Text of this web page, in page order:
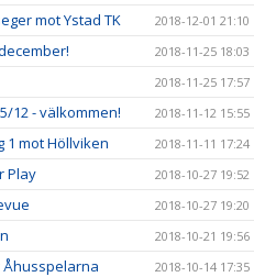
mot Ystad TK 2018-12-01 21:10
2018-11-25 18:03
2018-11-25 17:57
12 - välkommen! 2018-11-12 15:55
1 mot Höllviken 2018-11-11 17:24
Play 2018-10-27 19:52
2018-10-27 19:20
2018-10-21 19:56
Åhusspelarna 2018-10-14 17:35